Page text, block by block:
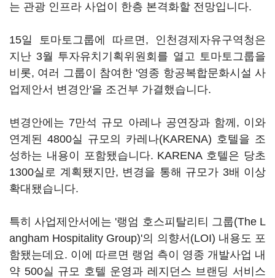
는 관광 인프라 사업이 한층 본격화할 전망입니다.
15일 토마토그룹에 따르면, 인천경제자유구역청은
지난 3월 투자유치기획위원회를 열고 토마토그룹을
비롯, 여러 그룹이 참여한 '영종 항공복합문화시설 사
업제안서 변경안'을 조건부 가결했습니다.
변경안에는 7만석 규모 아레나 공연장과 함께, 이와
연계된 4800실 규모의 카레나(KARENA) 호텔을 조
성하는 내용이 포함됐습니다. KARENA 호텔은 당초
1300실로 계획됐지만, 변경을 통해 규모가 3배 이상
확대됐습니다.
특히 사업제안서에는 '랭엄 호스피탈리티 그룹(The L
angham Hospitality Group)'의 의향서(LOI) 내용도 포
함됐는데요. 이에 따르면 랭엄 측이 영종 개발사업 내
약 500실 규모 호텔 운영과 레지던스 브랜딩 서비스